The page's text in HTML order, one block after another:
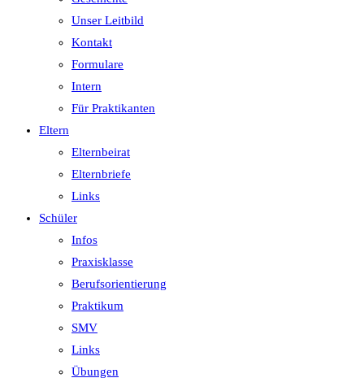
Unser Leitbild
Kontakt
Formulare
Intern
Für Praktikanten
Eltern
Elternbeirat
Elternbriefe
Links
Schüler
Infos
Praxisklasse
Berufsorientierung
Praktikum
SMV
Links
Übungen